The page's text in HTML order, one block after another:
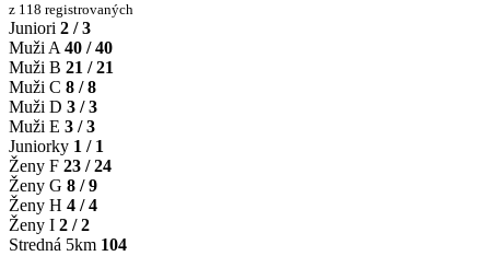
z 118 registrovaných
Juniori 2 / 3
Muži A 40 / 40
Muži B 21 / 21
Muži C 8 / 8
Muži D 3 / 3
Muži E 3 / 3
Juniorky 1 / 1
Ženy F 23 / 24
Ženy G 8 / 9
Ženy H 4 / 4
Ženy I 2 / 2
Stredná 5km 104